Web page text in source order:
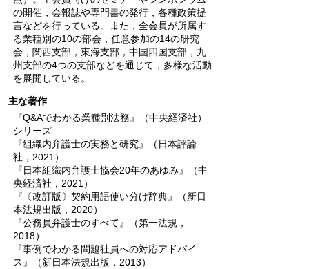
の開催，会報誌や専門書の発行，各種政策提
言などを行っている。また，全会員が所属す
る業種別の10の部会，任意参加の14の研究
会，関西支部，東海支部，中国四国支部，九
州支部の4つの支部などを通じて，多様な活動
を展開している。
主な著作
『Q&Aでわかる業種別法務』（中央経済社）
シリーズ
『組織内弁護士の実務と研究』（日本評論
社，2021）
『日本組織内弁護士協会20年のあゆみ』（中
央経済社，2021）
『〔改訂版〕契約用語使い分け辞典』（新日
本法規出版，2020）
『公務員弁護士のすべて』（第一法規，
2018）
『事例でわかる問題社員への対応アドバイ
ス』（新日本法規出版，2013）